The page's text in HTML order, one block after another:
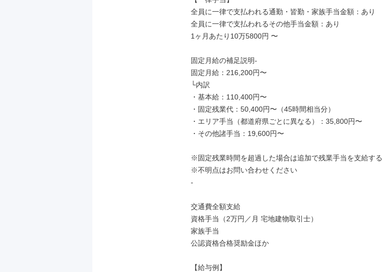
全員に一律で支払われる通勤・皆勤・家族手当金額：あり
全員に一律で支払われるその他手当金額：あり
1ヶ月あたり10万5800円 〜
固定月給の補足説明-
固定月給：216,200円〜
└内訳
・基本給：110,400円〜
・固定残業代：50,400円〜（45時間相当分）
・エリア手当（都道府県ごとに異なる）：35,800円〜
・その他諸手当：19,600円〜
※固定残業時間を超過した場合は追加で残業手当を支給する
※不明点はお問い合わせください
-
交通費全額支給
資格手当（2万円／月 宅地建物取引士）
家族手当
公認資格合格奨励金ほか
【給与例】